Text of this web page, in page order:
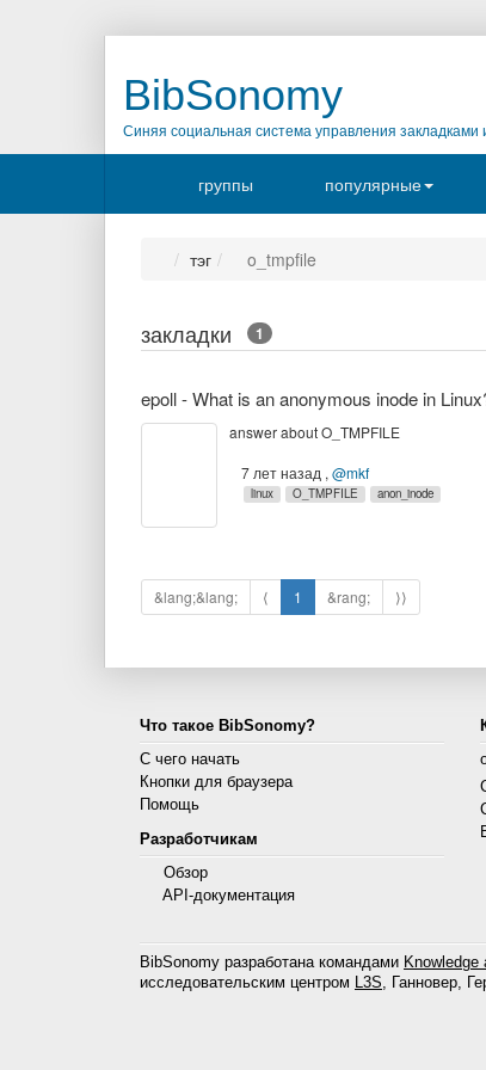
BibSonomy
Синяя социальная система управления закладками
группы популярные
тэг o_tmpfile
закладки 1
epoll - What is an anonymous inode in
answer about O_TMPFILE
7 лет назад ,@mkf
linux O_TMPFILE anon_inode
&lang;&lang; ⟨ 1 &rang; ⟩⟩
Что такое BibSonomy?
С чего начать
Кнопки для браузера
Помощь
Разработчикам
Обзор
API-документация
BibSonomy разработана командами Knowledge
исследовательским центром L3S, Ганновер,